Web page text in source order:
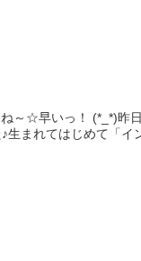
～☆早いっ！ (*_*)昨
生まれてはじめて「